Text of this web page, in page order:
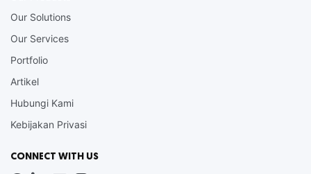
Our Solutions
Our Services
Portfolio
Artikel
Hubungi Kami
Kebijakan Privasi
CONNECT WITH US